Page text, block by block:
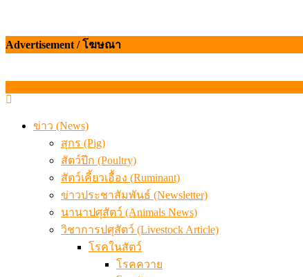
Advertisement / โฆษณา
ข่าว (News)
สุกร (Pig)
สัตว์ปีก (Poultry)
สัตว์เคี้ยวเอื้อง (Ruminant)
ข่าวประชาสัมพันธ์ (Newsletter)
นานาปศุสัตว์ (Animals News)
วิชาการปศุสัตว์ (Livestock Article)
โรคในสัตว์
โรคควาย